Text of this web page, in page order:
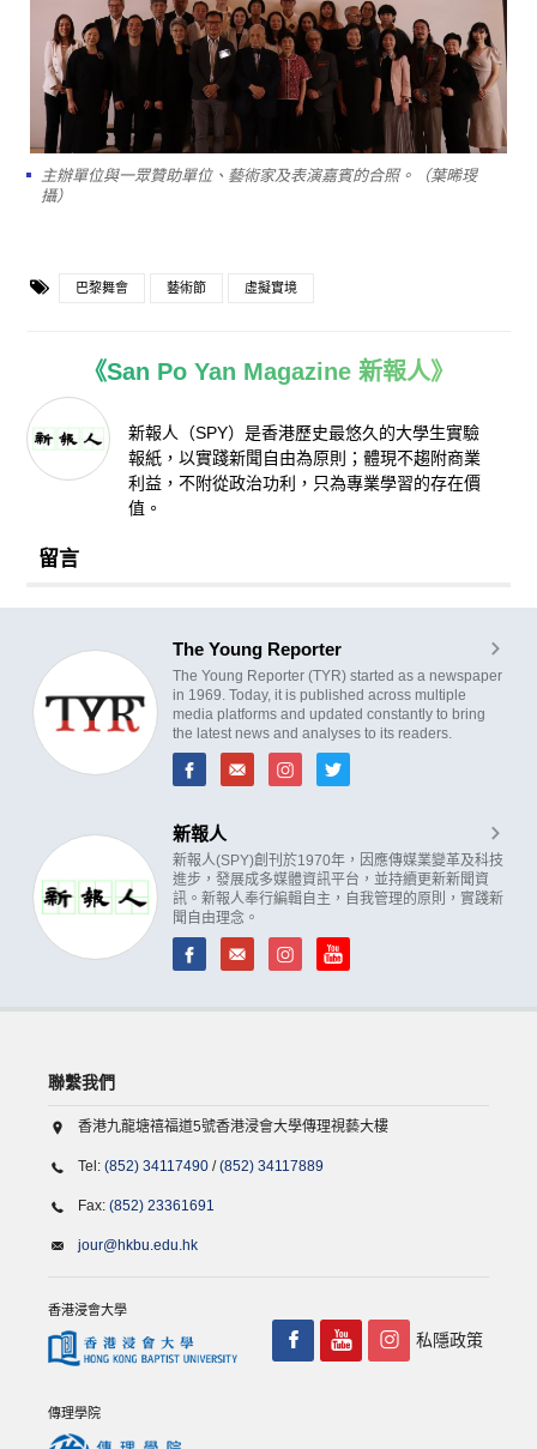
主辦單位與一眾贊助單位、藝術家及表演嘉賓的合照。（葉晞琝
攝）
巴黎舞會 藝術節 虛擬實境
《San Po Yan Magazine 新報人》
新報人（SPY）是香港歷史最悠久的大學生實驗
報紙，以實踐新聞自由為原則；體現不趨附商業
利益，不附從政治功利，只為專業學習的存在價
值。
留言
The Young Reporter
The Young Reporter (TYR) started as a newspaper
in 1969. Today, it is published across multiple
media platforms and updated constantly to bring
the latest news and analyses to its readers.
新報人
新報人(SPY)創刊於1970年，因應傳媒業變革及科技
進步，發展成多媒體資訊平台，並持續更新新聞資
訊。新報人奉行編輯自主，自我管理的原則，實踐新
聞自由理念。
聯繫我們
香港九龍塘禧福道5號香港浸會大學傳理視藝大樓
Tel: (852) 34117490 /(852) 34117889
Fax: (852) 23361691
jour@hkbu.edu.hk
香港浸會大學
傳理學院
私隱政策